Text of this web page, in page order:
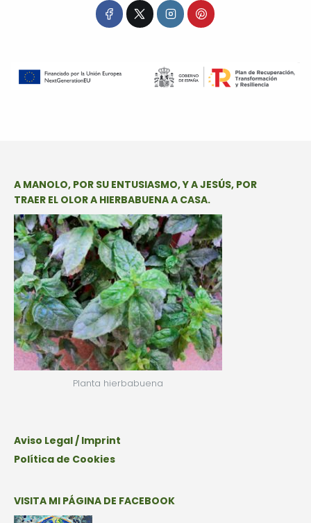
A MANOLO, POR SU ENTUSIASMO, Y A JESÚS, POR
TRAER EL OLOR A HIERBABUENA A CASA.
Planta hierbabuena
Aviso Legal / Imprint
Política de Cookies
VISITA MI PÁGINA DE FACEBOOK